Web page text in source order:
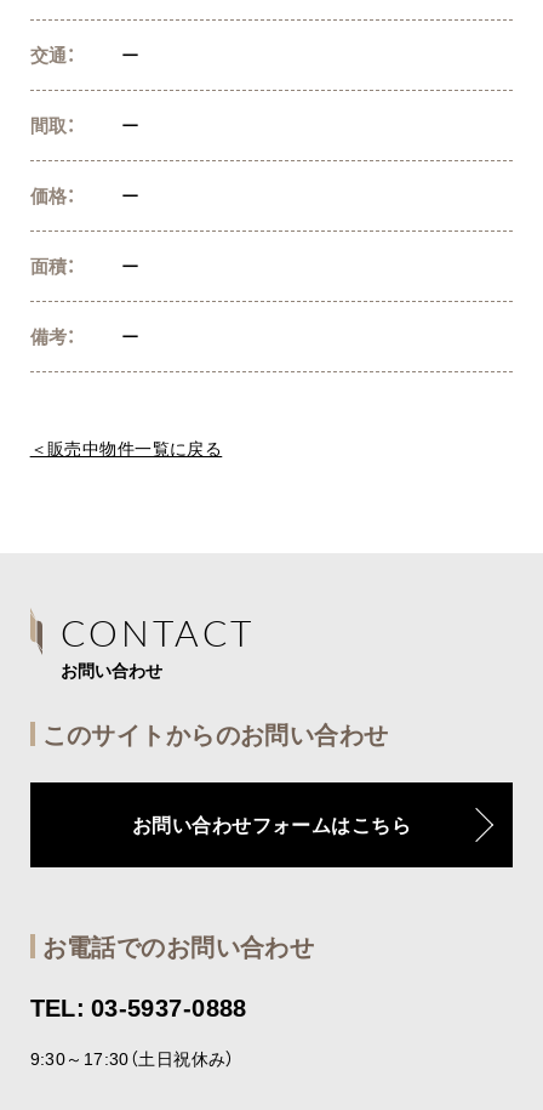
交通： ー
間取： ー
価格： ー
面積： ー
備考： ー
＜販売中物件一覧に戻る
CONTACT
お問い合わせ
このサイトからのお問い合わせ
お問い合わせフォームはこちら
お電話でのお問い合わせ
TEL: 03-5937-0888
9:30～17:30（土日祝休み）